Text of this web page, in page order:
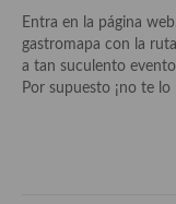
En El Candelero
Las opiniones de la
Entra en la página
gastromapa con la
a tan suculento evento
Por supuesto ¡no te lo